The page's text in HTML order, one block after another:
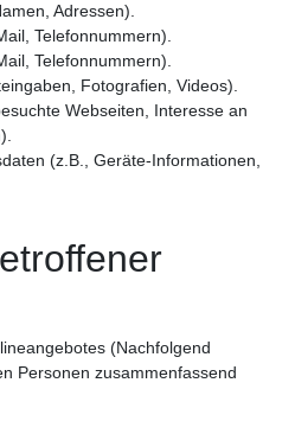
Adressen).
Telefonnummern).
Telefonnummern).
Fotografien, Videos).
Webseiten, Interesse an
(z.B., Geräte-Informationen,
(Nachfolgend
Personen zusammenfassend